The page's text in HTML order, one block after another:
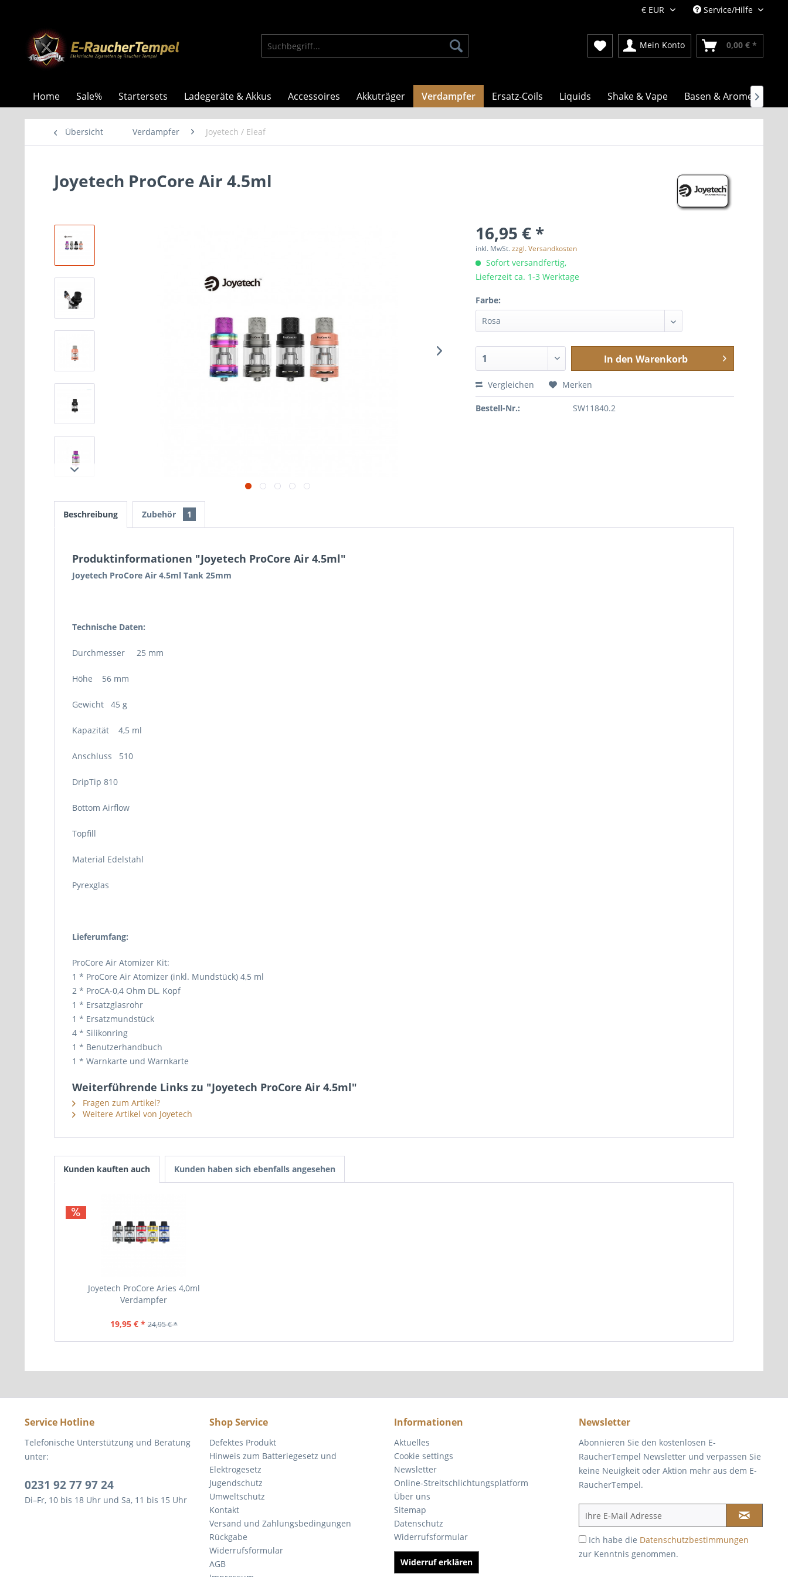
Service/Hilfe
Mein Konto 0,00 € *
Home Sale% Startersets Ladegeräte & Akkus Accessoires Akkuträger Verdampfer Ersatz-Coils Liquids Shake & Vape Basen & Aromen

Übersicht Verdampfer Joyetech / Eleaf
Joyetech ProCore Air 4.5ml
16,95 € *
inkl. MwSt.zzgl. Versandkosten
Sofort versandfertig,
Lieferzeit ca. 1-3 Werktage
Farbe:
In den Warenkorb
Vergleichen Merken
Bestell-Nr.: SW11840.2
Beschreibung Zubehör 1
Produktinformationen "Joyetech ProCore Air 4.5ml"
Joyetech ProCore Air 4.5ml Tank 25mm
Technische Daten:
Durchmesser 25 mm
Höhe 56 mm
Gewicht 45 g
Kapazität 4,5 ml
Anschluss 510
DripTip 810
Bottom Airflow
Topfill
Material Edelstahl
Pyrexglas
Lieferumfang:
ProCore Air Atomizer Kit:
1 * ProCore Air Atomizer (inkl. Mundstück) 4,5 ml
2 * ProCA-0,4 Ohm DL. Kopf
1 * Ersatzglasrohr
1 * Ersatzmundstück
4 * Silikonring
1 * Benutzerhandbuch
1 * Warnkarte und Warnkarte
Weiterführende Links zu "Joyetech ProCore Air 4.5ml"
Fragen zum Artikel?
Weitere Artikel von Joyetech
Kunden kauften auch Kunden haben sich ebenfalls angesehen
Joyetech ProCore Aries 4,0ml
Verdampfer
19,95 € * 24,95 € *
Service Hotline
Telefonische Unterstützung und Beratung
unter:
0231 92 77 97 24
Di–Fr, 10 bis 18 Uhr und Sa, 11 bis 15 Uhr
Shop Service
Defektes Produkt
Hinweis zum Batteriegesetz und
Elektrogesetz
Jugendschutz
Umweltschutz
Kontakt
Versand und Zahlungsbedingungen
Rückgabe
Widerrufsformular
AGB
Informationen
Aktuelles
Cookie settings
Newsletter
Online-Streitschlichtungsplatform
Über uns
Sitemap
Datenschutz
Widerrufsformular
Widerruf erklären
Newsletter
Abonnieren Sie den kostenlosen E-
RaucherTempel Newsletter und verpassen Sie
keine Neuigkeit oder Aktion mehr aus dem E-
RaucherTempel.
Ich habe die Datenschutzbestimmungen
zur Kenntnis genommen.